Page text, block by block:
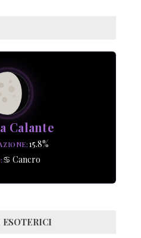
Calante
15.8%
♋ Cancro